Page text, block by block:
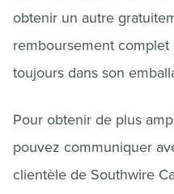
obtenir un autre
remboursement
toujours dans son
Pour obtenir de plus
pouvez communiquer
clientèle de Southwire